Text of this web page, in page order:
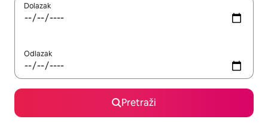
Dolazak
Odlazak
Pretraži